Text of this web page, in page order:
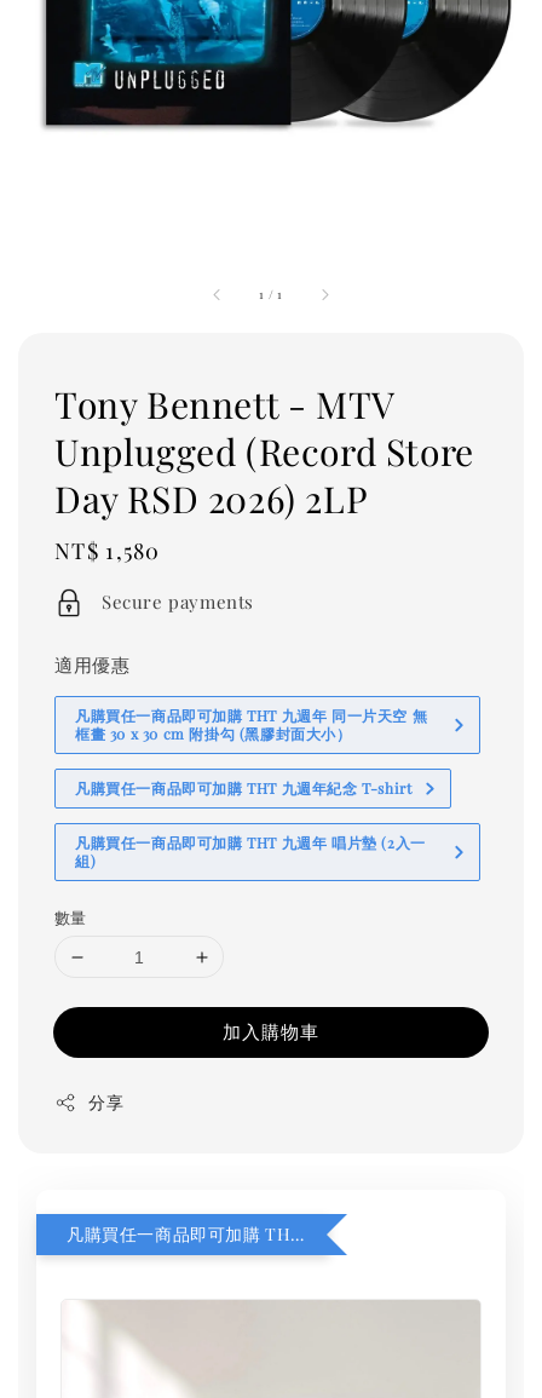
1 /1
Tony Bennett - MTV
Unplugged (Record Store
Day RSD 2026) 2LP
Regular
price
NT$ 1,580
Secure payments
適用優惠
凡購買任一商品即可加購 THT 九週年 同一片天空 無
框畫 30 x 30 cm 附掛勾 (黑膠封面大小）
凡購買任一商品即可加購 THT 九週年紀念 T-shirt
凡購買任一商品即可加購 THT 九週年 唱片墊 (2入一
組)
數量
加入購物車
分享
凡購買任一商品即可加購 THT 九週年 同一片天空 無框畫 30 x 30 cm 附掛勾 (黑膠封面大小）